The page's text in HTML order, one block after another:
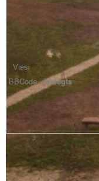
BBCode -izslēgts